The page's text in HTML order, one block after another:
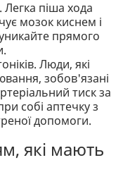
Легка піша хода
мозок киснем і
прямого
Люди, які
зобов'язані
тиск за
собі аптечку з
допомоги.
які мають